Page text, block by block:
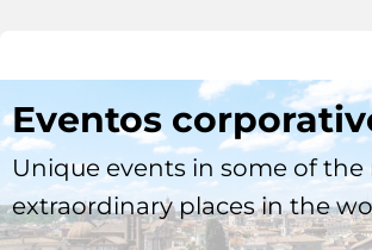
Eventos
Unique events in some of the
extraordinary places in the